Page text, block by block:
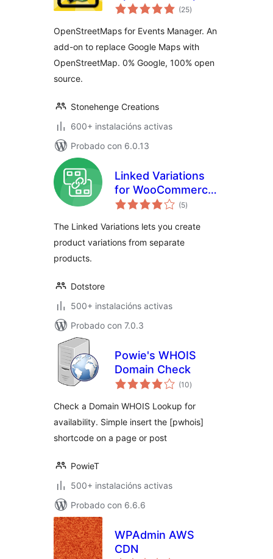
(25valoracións
totais
)
OpenStreetMaps for Events Manager. An
add-on to replace Google Maps with
OpenStreetMap. 0% Google, 100% open
source.
Stonehenge Creations
600+ instalacións activas
Probado con 6.0.13
Linked Variations
for WooCommerce
– Link Separate
Attribute with
Swatches, Quick
(5valoracións
totais
)
The Linked Variations lets you create
product variations from separate
products.
Dotstore
500+ instalacións activas
Probado con 7.0.3
Powie's WHOIS
Domain Check
(10valoracións
totais
)
Check a Domain WHOIS Lookup for
availability. Simple insert the [pwhois]
shortcode on a page or post
PowieT
500+ instalacións activas
Probado con 6.6.6
WPAdmin AWS
CDN